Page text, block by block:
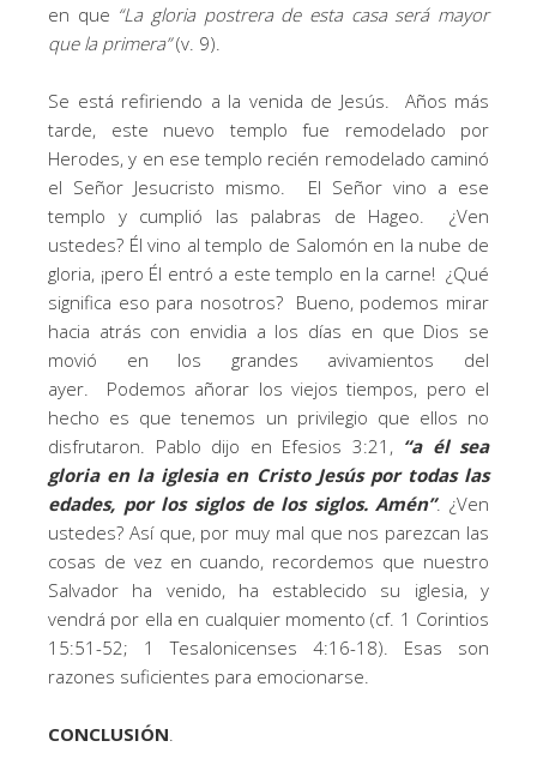
en que “La gloria postrera de esta casa será mayor
que la primera”(v. 9).
Se está refiriendo a la venida de Jesús. Años más
tarde, este nuevo templo fue remodelado por
Herodes, y en ese templo recién remodelado caminó
el Señor Jesucristo mismo. El Señor vino a ese
templo y cumplió las palabras de Hageo. ¿Ven
ustedes? Él vino al templo de Salomón en la nube de
gloria, ¡pero Él entró a este templo en la carne! ¿Qué
significa eso para nosotros? Bueno, podemos mirar
hacia atrás con envidia a los días en que Dios se
movió en los grandes avivamientos del
ayer. Podemos añorar los viejos tiempos, pero el
hecho es que tenemos un privilegio que ellos no
disfrutaron. Pablo dijo en Efesios 3:21, “a él sea
gloria en la iglesia en Cristo Jesús por todas las
edades, por los siglos de los siglos. Amén”. ¿Ven
ustedes? Así que, por muy mal que nos parezcan las
cosas de vez en cuando, recordemos que nuestro
Salvador ha venido, ha establecido su iglesia, y
vendrá por ella en cualquier momento (cf. 1 Corintios
15:51-52; 1 Tesalonicenses 4:16-18). Esas son
razones suficientes para emocionarse.
CONCLUSIÓN